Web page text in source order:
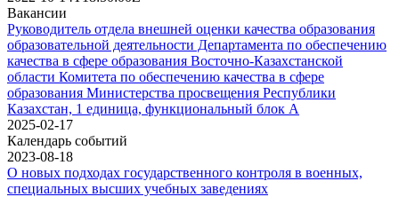
Вакансии
Руководитель отдела внешней оценки качества образования
образовательной деятельности Департамента по обеспечению
качества в сфере образования Восточно-Казахстанской
области Комитета по обеспечению качества в сфере
образования Министерства просвещения Республики
Казахстан, 1 единица, функциональный блок А
2025-02-17
Календарь событий
2023-08-18
О новых подходах государственного контроля в военных,
специальных высших учебных заведениях